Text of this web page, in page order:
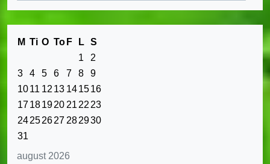
august 2026
M Ti O To F L S
1
2
3
4 5 6 7 8
9
1011 12 13 141516
17181920 21 22 23
24252627 282930
31